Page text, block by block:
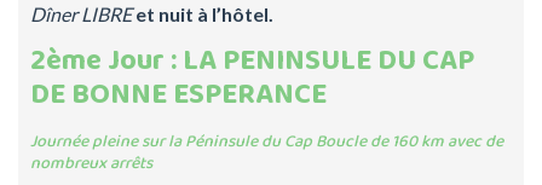
Dîner LIBREet nuit à l’hôtel.
2ème Jour : LA PENINSULE DU CAP
DE BONNE ESPERANCE
Journée pleine sur la Péninsule du Cap Boucle de 160 km avec de
nombreux arrêts